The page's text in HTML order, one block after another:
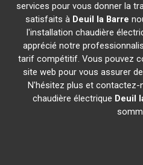
services pour vous donner la
satisfaits à Deuil la Barre
l'installation chaudière
apprécié notre
tarif compétitif. Vous pouvez
site web pour vous assurer
N'hésitez plus et contactez-
chaudière électrique Deuil